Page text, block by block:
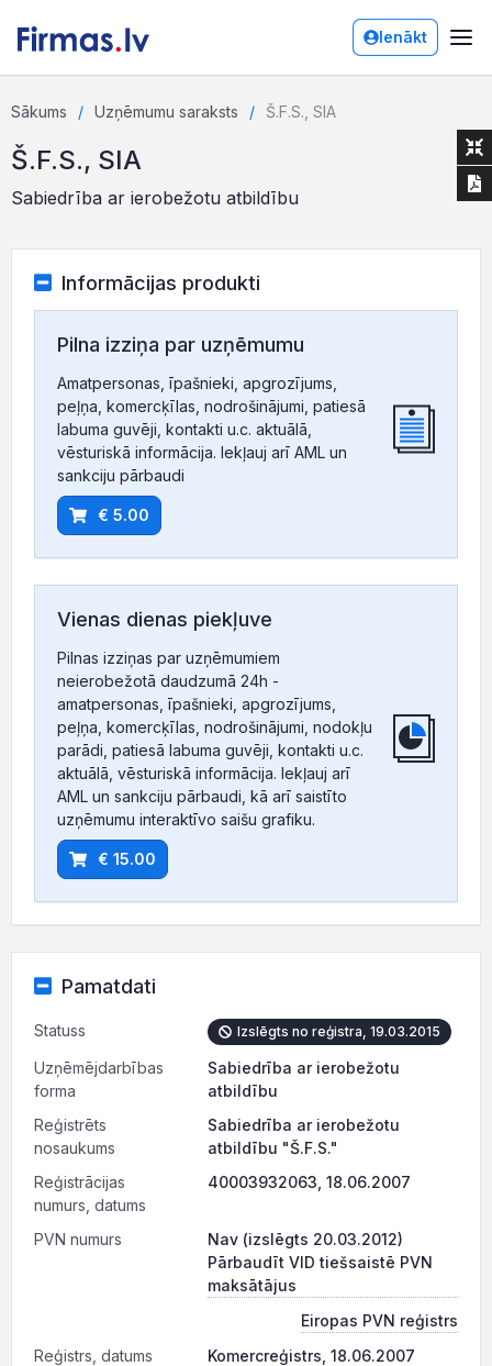
Ienākt
Sākums Uzņēmumu saraksts Š.F.S., SIA
Š.F.S., SIA
Sabiedrība ar ierobežotu atbildību
Informācijas produkti
Pilna izziņa par uzņēmumu
Amatpersonas, īpašnieki, apgrozījums,
peļņa, komercķīlas, nodrošinājumi, patiesā
labuma guvēji, kontakti u.c. aktuālā,
vēsturiskā informācija. Iekļauj arī AML un
sankciju pārbaudi
€ 5.00
Vienas dienas piekļuve
Pilnas izziņas par uzņēmumiem
neierobežotā daudzumā 24h -
amatpersonas, īpašnieki, apgrozījums,
peļņa, komercķīlas, nodrošinājumi, nodokļu
parādi, patiesā labuma guvēji, kontakti u.c.
aktuālā, vēsturiskā informācija. Iekļauj arī
AML un sankciju pārbaudi, kā arī saistīto
uzņēmumu interaktīvo saišu grafiku.
€ 15.00
Pamatdati
Statuss Izslēgts no reģistra, 19.03.2015
Uzņēmējdarbības
forma
Sabiedrība ar ierobežotu
atbildību
Reģistrēts
nosaukums
Sabiedrība ar ierobežotu
atbildību "Š.F.S."
Reģistrācijas
numurs, datums
40003932063, 18.06.2007
PVN numurs
Nav (izslēgts 20.03.2012)
Pārbaudīt VID tiešsaistē PVN
maksātājus
Eiropas PVN reģistrs
Reģistrs, datums
Komercreģistrs, 18.06.2007